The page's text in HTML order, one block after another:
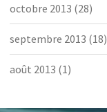
octobre 2013 (28)
septembre 2013 (18)
août 2013 (1)